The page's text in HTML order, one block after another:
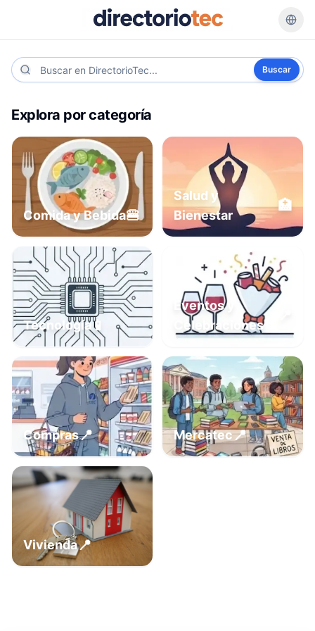
Buscar
Explora por categoría
Comida y Bebida🍔
Salud y
Bienestar
🏥
Tecnología📱
Eventos y
Celebraciones
Compras📍 Mercatec📍
Vivienda📍